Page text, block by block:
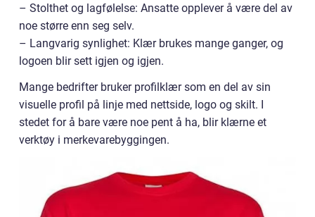
– Stolthet og lagfølelse: Ansatte opplever å være del av
noe større enn seg selv.
– Langvarig synlighet: Klær brukes mange ganger, og
logoen blir sett igjen og igjen.
Mange bedrifter bruker profilklær som en del av sin
visuelle profil på linje med nettside, logo og skilt. I
stedet for å bare være noe pent å ha, blir klærne et
verktøy i merkevarebyggingen.